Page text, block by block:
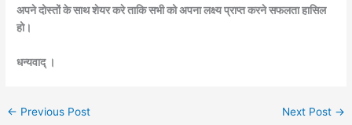
अपने दोस्तों के साथ शेयर करे ताकि सभी को अपना लक्ष्य प्राप्त करने सफलता हासिल
हो।
धन्यवाद् ।
← Previous Post Next Post →